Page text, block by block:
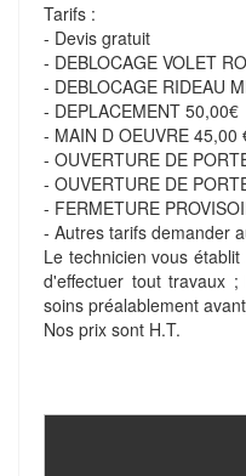
Tarifs :
- Devis gratuit
- DEBLOCAGE VOLET
- DEBLOCAGE RIDEAU
- DEPLACEMENT 50,00€
- MAIN D OEUVRE 45,00
- OUVERTURE DE
- OUVERTURE DE
- FERMETURE
- Autres tarifs demander
Le technicien vous
d'effectuer tout travaux
soins préalablement
Nos prix sont H.T.